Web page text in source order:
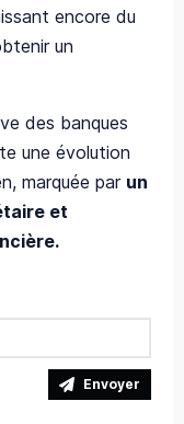
encore du
un
des banques
une évolution
marquée par un
et
Envoyer